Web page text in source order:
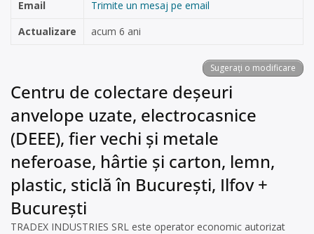
Email
Trimite un mesaj pe email
Actualizare
acum 6 ani
Sugerați o modificare
Centru de colectare deșeuri
anvelope uzate, electrocasnice
(DEEE), fier vechi și metale
neferoase, hârtie și carton, lemn,
plastic, sticlă în București, Ilfov +
București
TRADEX INDUSTRIES SRL este operator economic autorizat